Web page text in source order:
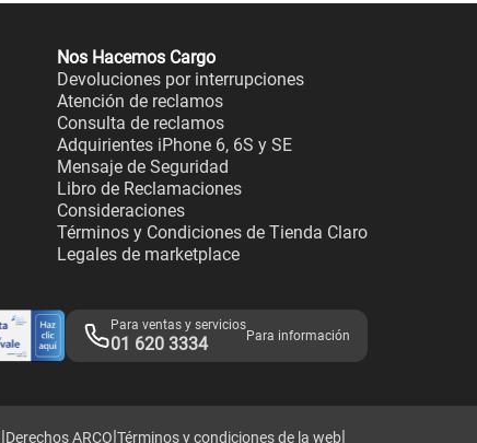
Nos Hacemos Cargo
Devoluciones por interrupciones
Atención de reclamos
Consulta de reclamos
Adquirientes iPhone 6, 6S y SE
Mensaje de Seguridad
Libro de Reclamaciones
Consideraciones
Términos y Condiciones de Tienda Claro
Legales de marketplace
Para ventas y servicios
01 620 3334 Para información
|Derechos ARCO|Términos y condiciones de la web|